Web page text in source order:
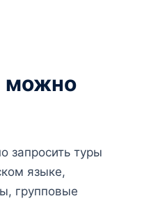
можно
запросить туры
языке,
групповые